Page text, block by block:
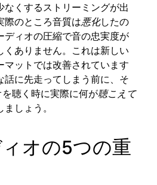
なくするストリーミングが出
際のところ音質は悪化したの
ディオの圧縮で音の忠実度が
くありません。これは新しい
マットでは改善されています
話に先走ってしまう前に、そ
聴く時に実際に何が聴こえて
しょう。
オの5つの重